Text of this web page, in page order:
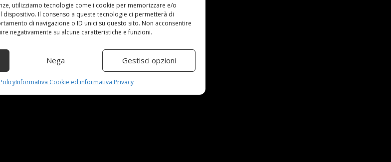
utilizziamo tecnologie come i cookie per memorizzare e/o
dispositivo. Il consenso a queste tecnologie ci permetterà di
di navigazione o ID unici su questo sito. Non acconsentire
negativamente su alcune caratteristiche e funzioni.
Nega Gestisci opzioni
Informativa Cookie ed informativa Privacy